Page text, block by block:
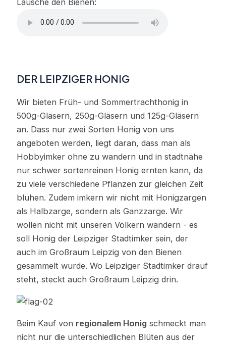
DER LEIPZIGER HONIG
Wir bieten Früh- und Sommertrachthonig in
500g-Gläsern, 250g-Gläsern und 125g-Gläsern
an. Dass nur zwei Sorten Honig von uns
angeboten werden, liegt daran, dass man als
Hobbyimker ohne zu wandern und in stadtnähe
nur schwer sortenreinen Honig ernten kann, da
zu viele verschiedene Pflanzen zur gleichen Zeit
blühen. Zudem imkern wir nicht mit Honigzargen
als Halbzarge, sondern als Ganzzarge. Wir
wollen nicht mit unseren Völkern wandern - es
soll Honig der Leipziger Stadtimker sein, der
auch im Großraum Leipzig von den Bienen
gesammelt wurde. Wo Leipziger Stadtimker drauf
steht, steckt auch Großraum Leipzig drin.
Beim Kauf von regionalem Honig schmeckt man
nicht nur die unterschiedlichen Blüten aus der